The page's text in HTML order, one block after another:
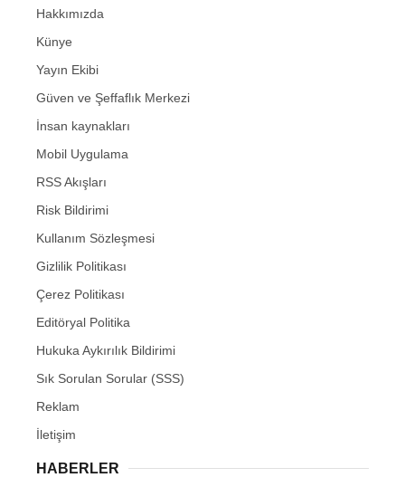
Hakkımızda
Künye
Yayın Ekibi
Güven ve Şeffaflık Merkezi
İnsan kaynakları
Mobil Uygulama
RSS Akışları
Risk Bildirimi
Kullanım Sözleşmesi
Gizlilik Politikası
Çerez Politikası
Editöryal Politika
Hukuka Aykırılık Bildirimi
Sık Sorulan Sorular (SSS)
Reklam
İletişim
HABERLER